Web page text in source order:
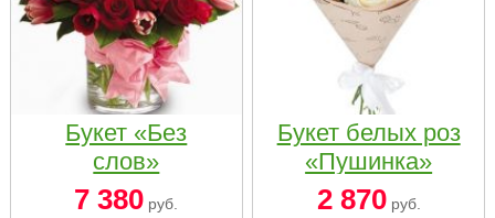
Букет «Без
слов»
7 380 руб.
Букет белых роз
«Пушинка»
2 870руб.